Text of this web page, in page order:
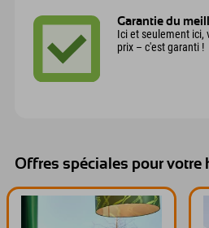
Garantie du
Ici et seulement ici,
prix – c'est garanti !
Offres spéciales pour votre